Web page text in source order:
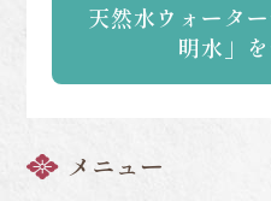
天然水ウォータ
明水」
メニュー